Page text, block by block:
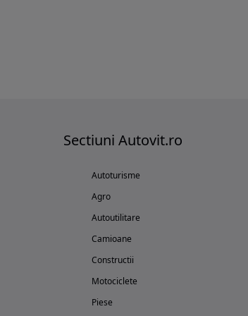
Sectiuni Autovit.ro
Autoturisme
Agro
Autoutilitare
Camioane
Constructii
Motociclete
Piese